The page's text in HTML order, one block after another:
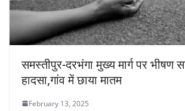
समस्तीपुर-दरभंगा मुख्य मार्ग पर भीषण
हादसा,गांव में छाया मातम
February 13, 2025